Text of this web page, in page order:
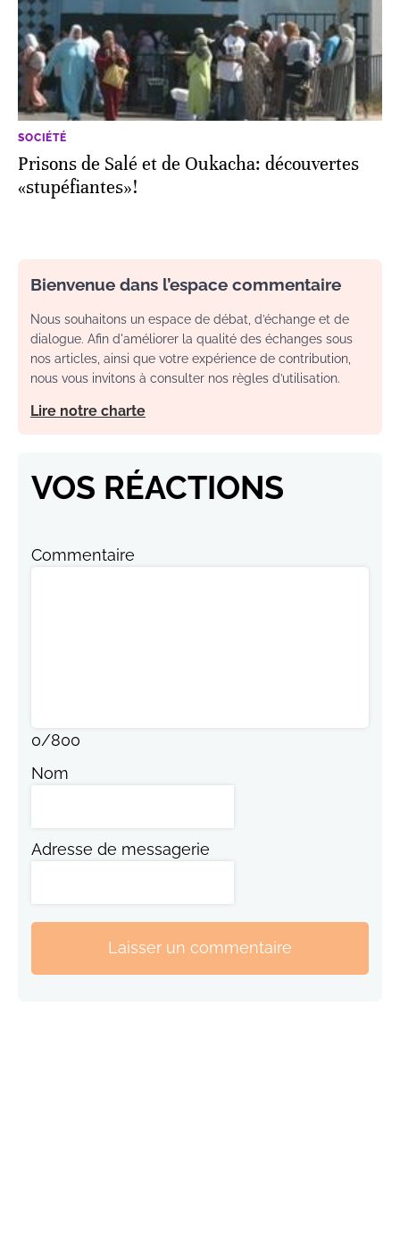
SOCIÉTÉ
Prisons de Salé et de Oukacha: découvertes
«stupéfiantes»!
Bienvenue dans l’espace commentaire
Nous souhaitons un espace de débat, d’échange et de
dialogue. Afin d'améliorer la qualité des échanges sous
nos articles, ainsi que votre expérience de contribution,
nous vous invitons à consulter nos règles d’utilisation.
Lire notre charte
VOS RÉACTIONS
Commentaire
0/800
Nom
Adresse de messagerie
Laisser un commentaire